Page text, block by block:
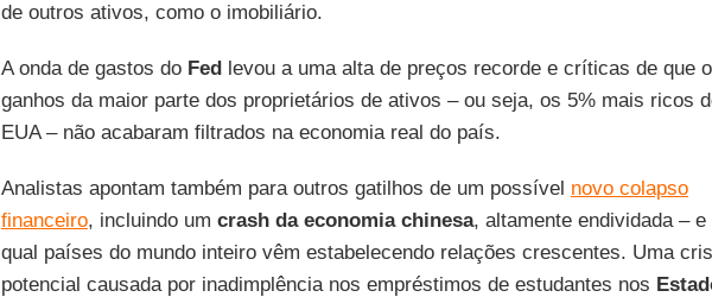
de outros ativos, como o imobiliário.
A onda de gastos do Fedlevou a uma alta de preços recorde e críticas de que
ganhos da maior parte dos proprietários de ativos – ou seja, os 5% mais ricos
EUA – não acabaram filtrados na economia real do país.
Analistas apontam também para outros gatilhos de um possível novo colapso
financeiro, incluindo um crash da economia chinesa, altamente endividada – e
qual países do mundo inteiro vêm estabelecendo relações crescentes. Uma
potencial causada por inadimplência nos empréstimos de estudantes nos